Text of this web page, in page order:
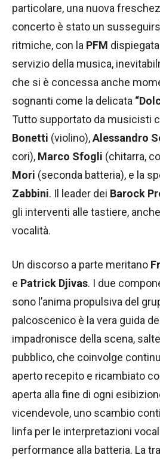
particolare, una nuova
concerto è stato un
ritmiche, con la PFM
servizio della musica,
che si è concessa anche
sognanti come la delicata
Tutto supportato da musicisti
Bonetti (violino),Alessandro
cori), Marco Sfogli (chitarra,
Mori (seconda batteria), e la
Zabbini. Il leader dei Barock
gli interventi alle tastiere,
vocalità.
Un discorso a parte meritano
e Patrick Djivas. I due
sono l’anima propulsiva del
palcoscenico è la vera guida
impadronisce della scena,
pubblico, che coinvolge
aperto recepito e ricambiato
aperta alla fine di ogni
vicendevole, uno scambio
linfa per le interpretazioni
performance alla batteria. La